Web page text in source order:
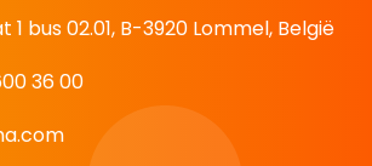
1 bus 02.01, B-3920 Lommel, België
36 00